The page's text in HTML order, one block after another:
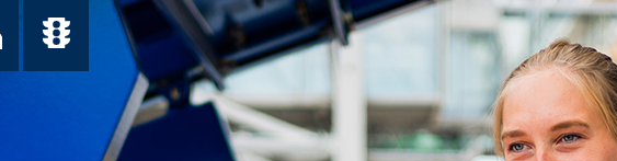
Ihr Download-Center der HPA
Übersicht aller Verkehrsmeldungen im Hafen am